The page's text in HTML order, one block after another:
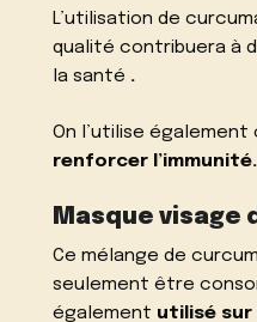
L’utilisation de
qualité contribuera à
la santé .
On l’utilise
renforcer l’immunité.
Masque visage
Ce mélange de
seulement être
également utilisé sur